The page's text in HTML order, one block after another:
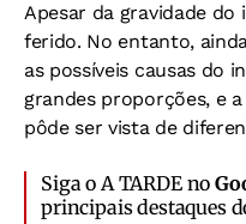
Apesar da gravidade
ferido. No entanto,
as possíveis causas do
grandes proporções, e
pôde ser vista de
Siga o A TARDE no
principais destaques